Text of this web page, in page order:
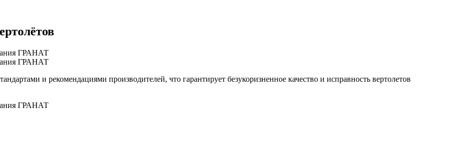
и рекомендациями производителей, что гарантирует безукоризненное качество и исправность вертолетов